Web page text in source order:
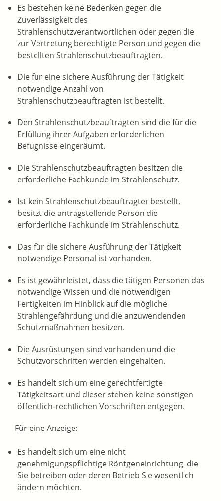
Es bestehen keine Bedenken gegen die
Zuverlässigkeit des
Strahlenschutzverantwortlichen oder gegen die
zur Vertretung berechtigte Person und gegen die
bestellten Strahlenschutzbeauftragten.
Die für eine sichere Ausführung der Tätigkeit
notwendige Anzahl von
Strahlenschutzbeauftragten ist bestellt.
Den Strahlenschutzbeauftragten sind die für die
Erfüllung ihrer Aufgaben erforderlichen
Befugnisse eingeräumt.
Die Strahlenschutzbeauftragten besitzen die
erforderliche Fachkunde im Strahlenschutz.
Ist kein Strahlenschutzbeauftragter bestellt,
besitzt die antragstellende Person die
erforderliche Fachkunde im Strahlenschutz.
Das für die sichere Ausführung der Tätigkeit
notwendige Personal ist vorhanden.
Es ist gewährleistet, dass die tätigen Personen das
notwendige Wissen und die notwendigen
Fertigkeiten im Hinblick auf die mögliche
Strahlengefährdung und die anzuwendenden
Schutzmaßnahmen besitzen.
Die Ausrüstungen sind vorhanden und die
Schutzvorschriften werden eingehalten.
Es handelt sich um eine gerechtfertigte
Tätigkeitsart und dieser stehen keine sonstigen
öffentlich-rechtlichen Vorschriften entgegen.
Für eine Anzeige:
Es handelt sich um eine nicht
genehmigungspflichtige Röntgeneinrichtung, die
Sie betreiben oder deren Betrieb Sie wesentlich
ändern möchten.